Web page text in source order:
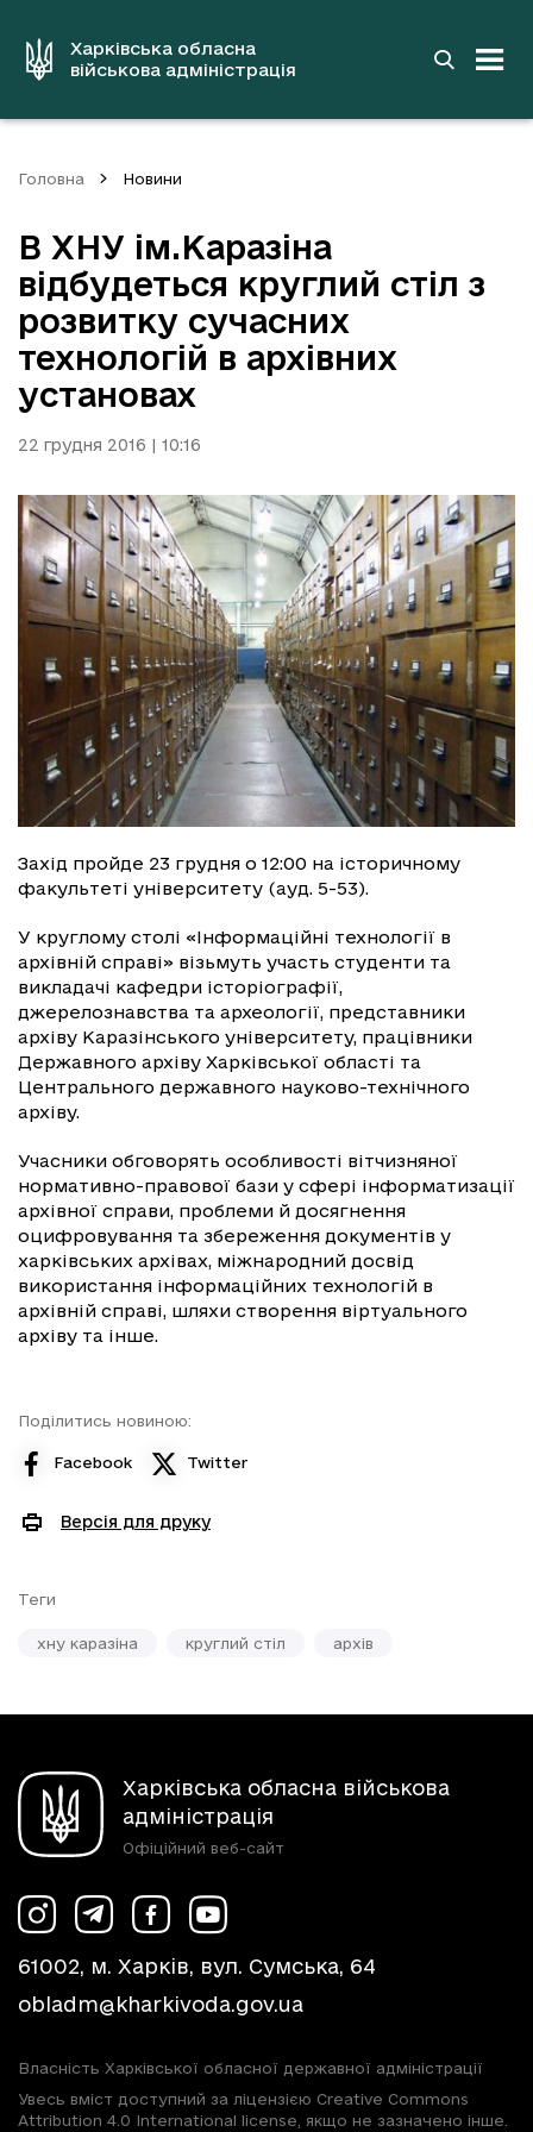
вмістуХарківська обласна
військова адміністрація
Головна Новини
В ХНУ ім.Каразіна
відбудеться круглий стіл з
розвитку сучасних
технологій в архівних
установах
22 грудня 2016 | 10:16
Захід пройде 23 грудня о 12:00 на історичному
факультеті університету (ауд. 5-53).
У круглому столі «Інформаційні технології в
архівній справі» візьмуть участь студенти та
викладачі кафедри історіографії,
джерелознавства та археології, представники
архіву Каразінського університету, працівники
Державного архіву Харківської області та
Центрального державного науково-технічного
архіву.
Учасники обговорять особливості вітчизняної
нормативно-правової бази у сфері інформатизації
архівної справи, проблеми й досягнення
оцифровування та збереження документів у
харківських архівах, міжнародний досвід
використання інформаційних технологій в
архівній справі, шляхи створення віртуального
архіву та інше.
Поділитись новиною:
Facebook Twitter
Версія для друку
Теги
хну каразіна круглий стіл архів
Харківська обласна військова
адміністрація
Офіційний веб-сайт
61002, м. Харків, вул. Сумська, 64
obladm@kharkivoda.gov.ua
Власність Харківської обласної державної адміністрації
Увесь вміст доступний за ліцензією Creative Commons
Attribution 4.0 International license, якщо не зазначено інше.